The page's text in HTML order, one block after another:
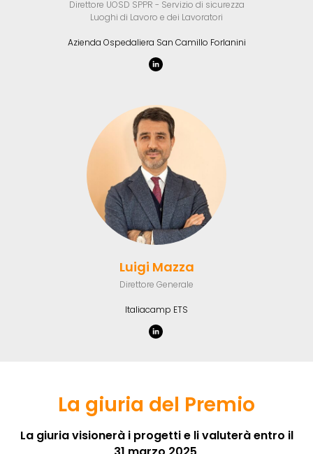
Direttore UOSD SPPR - Servizio di sicurezza
Luoghi di Lavoro e dei Lavoratori
Azienda Ospedaliera San Camillo Forlanini
Luigi Mazza
Direttore Generale
Italiacamp ETS
La giuria del Premio
La giuria visionerà i progetti e li valuterà entro il